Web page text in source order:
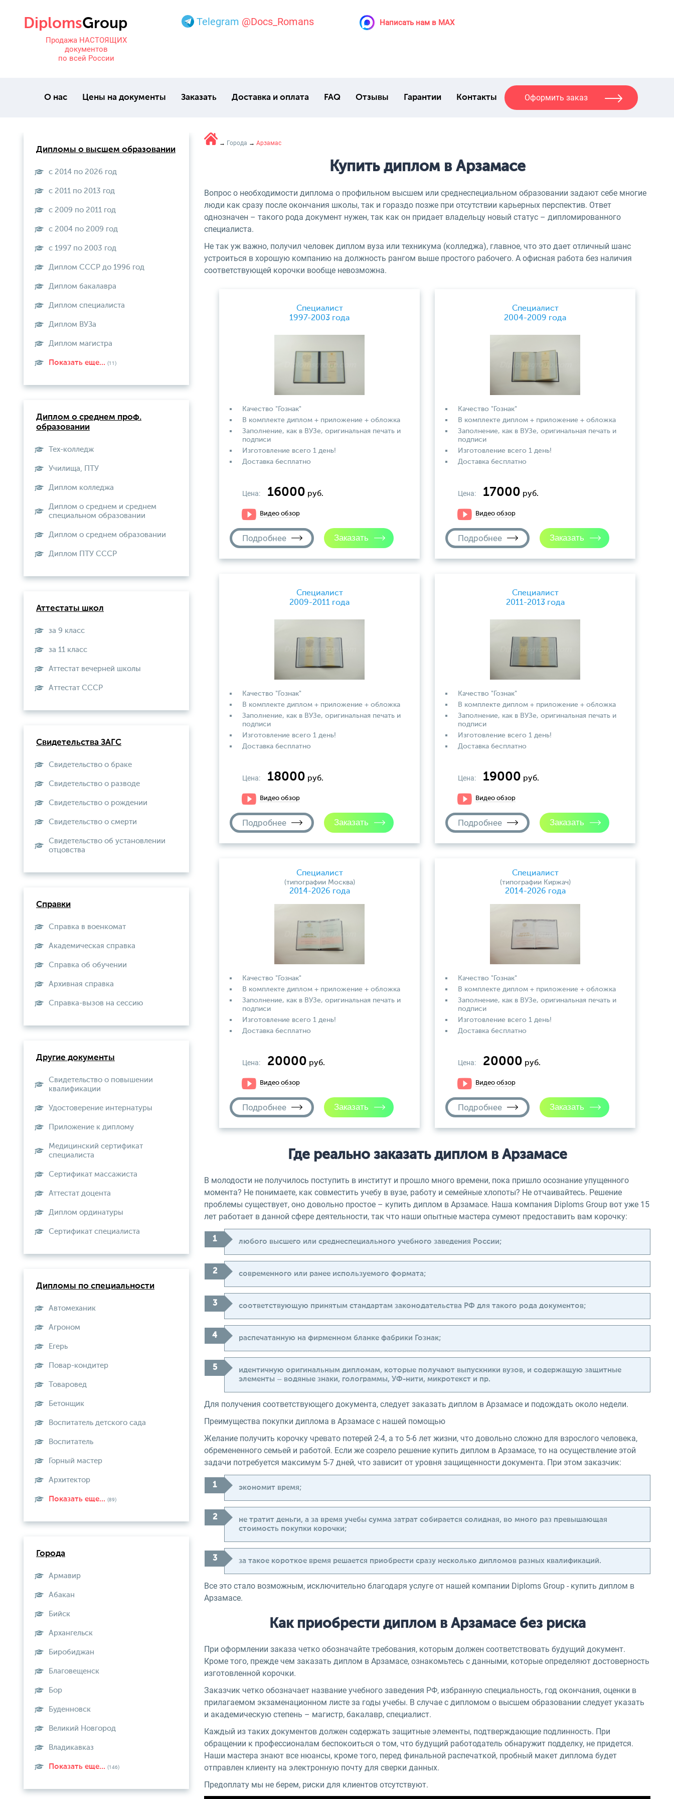
Продажа НАСТОЯЩИХ
документов
по всей России
Telegram @Docs_Romans Написать нам в MAX
О нас Цены на документы Заказать Доставка и оплата FAQ Отзывы Гарантии Контакты Оформить заказ
→ Города → Арзамас
Купить диплом в Арзамасе
Вопрос о необходимости диплома о профильном высшем или среднеспециальном образовании задают себе многие
люди как сразу после окончания школы, так и гораздо позже при отсутствии карьерных перспектив. Ответ
однозначен – такого рода документ нужен, так как он придает владельцу новый статус – дипломированного
специалиста.
Не так уж важно, получил человек диплом вуза или техникума (колледжа), главное, что это дает отличный шанс
устроиться в хорошую компанию на должность рангом выше простого рабочего. А офисная работа без наличия
соответствующей корочки вообще невозможна.
Специалист
1997-2003 года
Качество "Гознак"
В комплекте диплом + приложение + обложка
Заполнение, как в ВУЗе, оригинальная печать и
подписи
Изготовление всего 1 день!
Доставка бесплатно
Цена: 16000 руб.
Видео обзор
Подробнее
Специалист
2004-2009 года
Качество "Гознак"
В комплекте диплом + приложение + обложка
Заполнение, как в ВУЗе, оригинальная печать и
подписи
Изготовление всего 1 день!
Доставка бесплатно
Цена: 17000 руб.
Видео обзор
Подробнее
Специалист
2009-2011 года
Качество "Гознак"
В комплекте диплом + приложение + обложка
Заполнение, как в ВУЗе, оригинальная печать и
подписи
Изготовление всего 1 день!
Доставка бесплатно
Цена: 18000 руб.
Видео обзор
Подробнее
Специалист
2011-2013 года
Качество "Гознак"
В комплекте диплом + приложение + обложка
Заполнение, как в ВУЗе, оригинальная печать и
подписи
Изготовление всего 1 день!
Доставка бесплатно
Цена: 19000 руб.
Видео обзор
Подробнее
Специалист
(типографии Москва)
2014-2026 года
Качество "Гознак"
В комплекте диплом + приложение + обложка
Заполнение, как в ВУЗе, оригинальная печать и
подписи
Изготовление всего 1 день!
Доставка бесплатно
Цена: 20000 руб.
Видео обзор
Подробнее
Специалист
(типографии Киржач)
2014-2026 года
Качество "Гознак"
В комплекте диплом + приложение + обложка
Заполнение, как в ВУЗе, оригинальная печать и
подписи
Изготовление всего 1 день!
Доставка бесплатно
Цена: 20000 руб.
Видео обзор
Подробнее
Где реально заказать диплом в Арзамасе
В молодости не получилось поступить в институт и прошло много времени, пока пришло осознание упущенного
момента? Не понимаете, как совместить учебу в вузе, работу и семейные хлопоты? Не отчаивайтесь. Решение
проблемы существует, оно довольно простое – купить диплом в Арзамасе. Наша компания Diploms Group вот уже 15
лет работает в данной сфере деятельности, так что наши опытные мастера сумеют предоставить вам корочку:
любого высшего или среднеспециального учебного заведения России;
современного или ранее используемого формата;
соответствующую принятым стандартам законодательства РФ для такого рода документов;
распечатанную на фирменном бланке фабрики Гознак;
идентичную оригинальным дипломам, которые получают выпускники вузов, и содержащую защитные
элементы – водяные знаки, голограммы, УФ-нити, микротекст и пр.
Для получения соответствующего документа, следует заказать диплом в Арзамасе и подождать около недели.
Преимущества покупки диплома в Арзамасе с нашей помощью
Желание получить корочку чревато потерей 2-4, а то 5-6 лет жизни, что довольно сложно для взрослого человека,
обремененного семьей и работой. Если же созрело решение купить диплом в Арзамасе, то на осуществление этой
задачи потребуется максимум 5-7 дней, что зависит от уровня защищенности документа. При этом заказчик:
экономит время;
не тратит деньги, а за время учебы сумма затрат собирается солидная, во много раз превышающая
стоимость покупки корочки;
за такое короткое время решается приобрести сразу несколько дипломов разных квалификаций.
Все это стало возможным, исключительно благодаря услуге от нашей компании Diploms Group - купить диплом в
Арзамасе.
Как приобрести диплом в Арзамасе без риска
При оформлении заказа четко обозначайте требования, которым должен соответствовать будущий документ.
Кроме того, прежде чем заказать диплом в Арзамасе, ознакомьтесь с данными, которые определяют достоверность
изготовленной корочки.
Заказчик четко обозначает название учебного заведения РФ, избранную специальность, год окончания, оценки в
прилагаемом экзаменационном листе за годы учебы. В случае с дипломом о высшем образовании следует указать
и академическую степень – магистр, бакалавр, специалист.
Каждый из таких документов должен содержать защитные элементы, подтверждающие подлинность. При
обращении к профессионалам беспокоиться о том, что будущий работодатель обнаружит подделку, не придется.
Наши мастера знают все нюансы, кроме того, перед финальной распечаткой, пробный макет диплома будет
отправлен клиенту на электронную почту для сверки данных.
Предоплату мы не берем, риски для клиентов отсутствуют.
Дипломы о высшем образовании
с 2014 по 2026 год
с 2011 по 2013 год
с 2009 по 2011 год
с 2004 по 2009 год
с 1997 по 2003 год
Диплом СССР до 1996 год
Диплом бакалавра
Диплом специалиста
Диплом ВУЗа
Диплом магистра
Показать еще... (11)
Диплом о среднем проф.
образовании
Тех-колледж
Училища, ПТУ
Диплом колледжа
Диплом о среднем и среднем
специальном образовании
Диплом о среднем образовании
Диплом ПТУ СССР
Аттестаты школ
за 9 класс
за 11 класс
Аттестат вечерней школы
Aттестат СССР
Свидетельства ЗАГС
Свидетельство о браке
Свидетельство о разводе
Свидетельство о рождении
Свидетельство о смерти
Свидетельство об установлении
отцовства
Справки
Справка в военкомат
Академическая справка
Справка об обучении
Архивная справка
Справка-вызов на сессию
Другие документы
Свидетельство о повышении
квалификации
Удостоверение интернатуры
Приложение к диплому
Медицинский сертификат
специалиста
Сертификат массажиста
Аттестат доцента
Диплом ординатуры
Сертификат специалиста
Дипломы по специальности
Автомеханик
Агроном
Егерь
Повар-кондитер
Товаровед
Бетонщик
Воспитатель детского сада
Воспитатель
Горный мастер
Архитектор
Показать еще... (89)
Города
Армавир
Абакан
Бийск
Архангельск
Биробиджан
Благовещенск
Бор
Буденновск
Великий Новгород
Владикавказ
Показать еще... (146)